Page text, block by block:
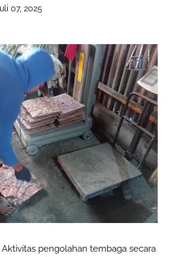
07, 2025
pengolahan tembaga secara